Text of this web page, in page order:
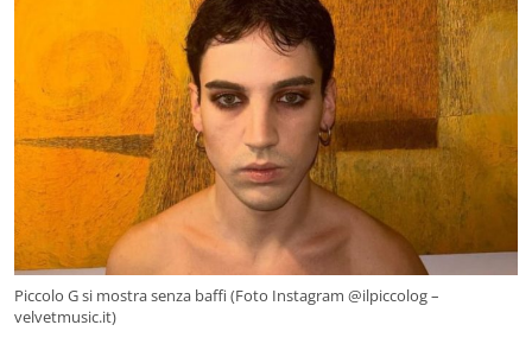
Piccolo G si mostra senza baffi (Foto Instagram @ilpiccolog –
velvetmusic.it)